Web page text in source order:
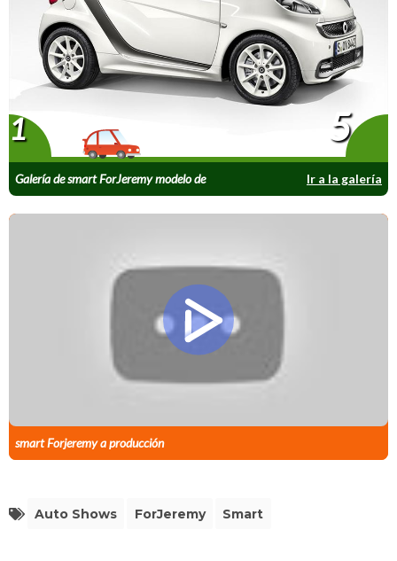
Galería de smart ForJeremy modelo de
producción
Ir a la galería
1 5
smart Forjeremy a producción
Auto Shows ForJeremy Smart